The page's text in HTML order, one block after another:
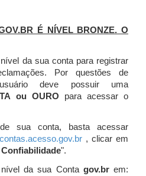
É NÍVEL BRONZE. O
da sua conta para registrar
Por questões de
deve possuir uma
ou OURO para acessar o
sua conta, basta acessar
, clicar em
".
da sua Conta gov.brem: